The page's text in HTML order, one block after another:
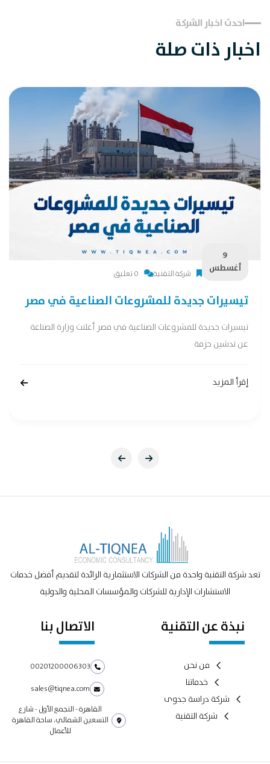
احدث اخبار الشركة
اخبار ذات صلة
9
أغسطس
شركة التقنية 0 تعليق
تيسيرات جديدة للمشروعات الصناعية في مصر
تيسيرات جديدة للمشروعات الصناعية في مصر أعلنت وزارة الصناعة
عن تدشين حزمة
إقرأ المزيد
تعد شركة التقنية واحدة من الشركات الاستثمارية الرائدة لتقديم أفضل خدمات
الاستشارات الإدارية للشركات والمؤسسات المحلية والدولية
نبذة عن التقنية
من نحن
خدماتنا
شركة دراسة جدوى
شركة التقنية
الاتصال بنا
00201200006303
sales@tiqnea.com
القاهرة - التجمع الأول - شارع
التسعين الشمالي، ساحة القاهرة
للأعمال